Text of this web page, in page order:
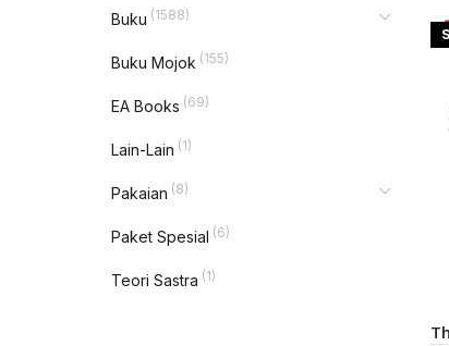
Buku (1588)
Buku Mojok (155)
EA Books (69)
Lain-Lain (1)
Pakaian (8)
Paket Spesial (6)
Teori Sastra (1)